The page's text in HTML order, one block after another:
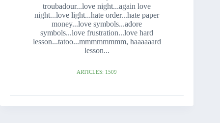
troubadour...love night...again love
night...love light...hate order...hate paper
money...love symbols...adore
symbols...love frustration...love hard
lesson...tatoo...mmmmmmmm, haaaaaard
lesson...
ARTICLES: 1509